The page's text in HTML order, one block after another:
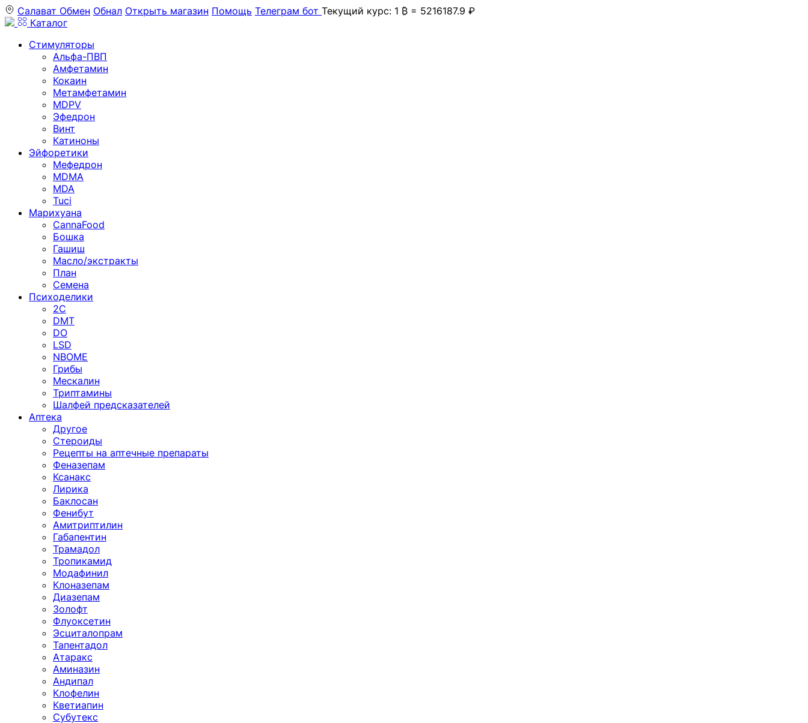
Салават Обмен Обнал Открыть магазин Помощь Телеграм бот Текущий курс: 1 ₿ = 5216187.9 ₽
Каталог
Стимуляторы
Альфа-ПВП
Амфетамин
Кокаин
Метамфетамин
MDPV
Эфедрон
Винт
Катиноны
Эйфоретики
Мефедрон
MDMA
MDA
Tuci
Марихуана
CannaFood
Бошка
Гашиш
Масло/экстракты
План
Семена
Психоделики
2C
DMT
DO
LSD
NBOME
Грибы
Мескалин
Триптамины
Шалфей предсказателей
Аптека
Другое
Стероиды
Рецепты на аптечные препараты
Феназепам
Ксанакс
Лирика
Баклосан
Фенибут
Амитриптилин
Габапентин
Трамадол
Тропикамид
Модафинил
Клоназепам
Диазепам
Золофт
Флуоксетин
Эсциталопрам
Тапентадол
Атаракс
Аминазин
Андипал
Клофелин
Кветиапин
Субутекс